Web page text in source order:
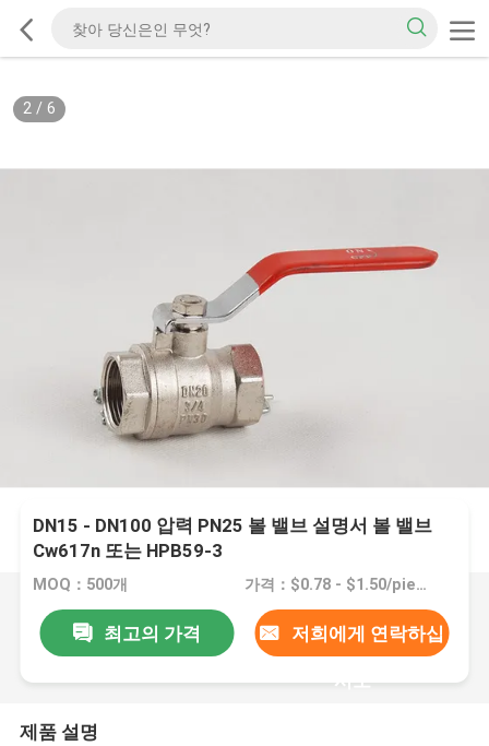
2/ 6
DN15 - DN100 압력 PN25 볼 밸브 설명서 볼 밸브
Cw617n 또는 HPB59-3
MOQ：500개 가격：$0.78 - $1.50/pieces
최고의 가격 저희에게 연락하십
시오
제품 설명